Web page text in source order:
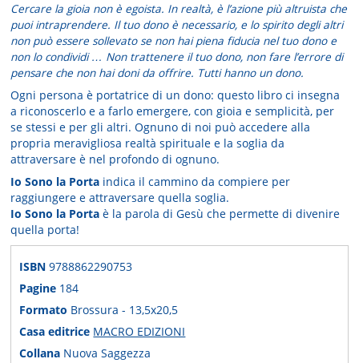
Cercare la gioia non è egoista. In realtà, è l’azione più altruista che
puoi intraprendere. Il tuo dono è necessario, e lo spirito degli altri
non può essere sollevato se non hai piena fiducia nel tuo dono e
non lo condividi … Non trattenere il tuo dono, non fare l’errore di
pensare che non hai doni da offrire. Tutti hanno un dono.
Ogni persona è portatrice di un dono: questo libro ci insegna
a riconoscerlo e a farlo emergere, con gioia e semplicità, per
se stessi e per gli altri. Ognuno di noi può accedere alla
propria meravigliosa realtà spirituale e la soglia da
attraversare è nel profondo di ognuno.
Io Sono la Porta indica il cammino da compiere per
raggiungere e attraversare quella soglia.
Io Sono la Porta è la parola di Gesù che permette di divenire
quella porta!
ISBN9788862290753
Pagine 184
Formato Brossura - 13,5x20,5
Casa editrice MACRO EDIZIONI
Collana Nuova Saggezza